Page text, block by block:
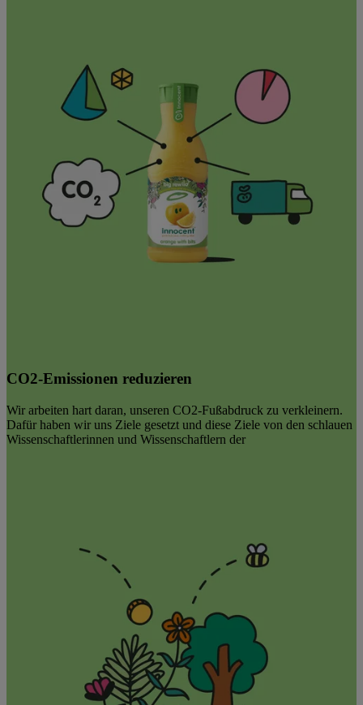
CO2-Emissionen reduzieren
Wir arbeiten hart daran, unseren CO2-Fußabdruck zu verkleinern.
Dafür haben wir uns Ziele gesetzt und diese Ziele von den schlauen
Wissenschaftlerinnen und Wissenschaftlern der